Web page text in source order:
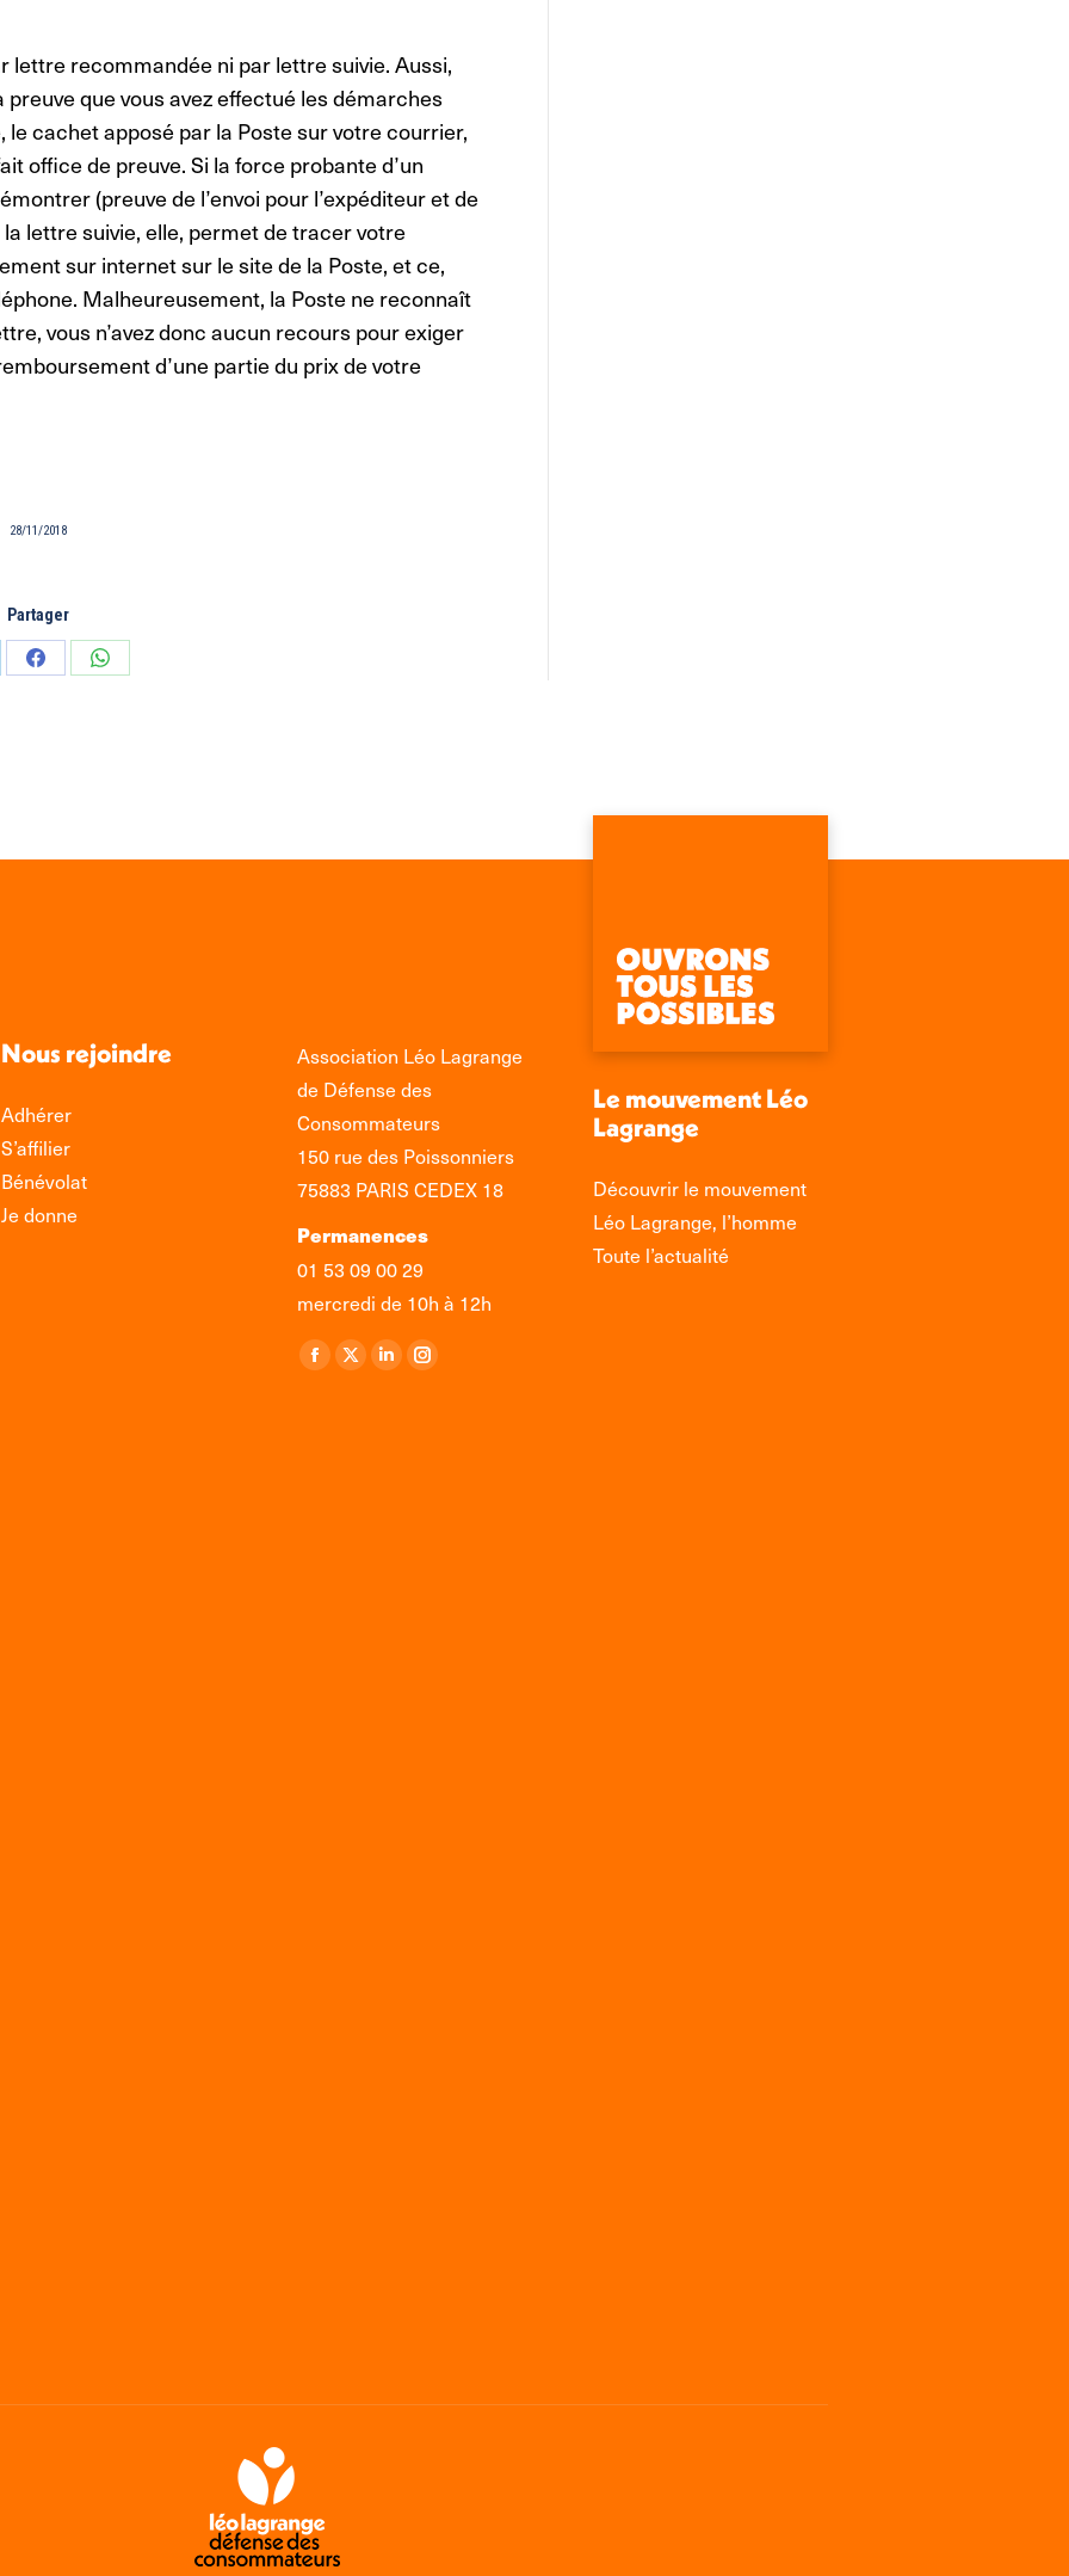
lettre recommandée ni par lettre suivie. Aussi,
que vous avez effectué les démarches
le cachet apposé par la Poste sur votre courrier,
office de preuve. Si la force probante d’un
(preuve de l’envoi pour l’expéditeur et de
lettre suivie, elle, permet de tracer votre
sur internet sur le site de la Poste, et ce,
Malheureusement, la Poste ne reconnaît
vous n’avez donc aucun recours pour exiger
d’une partie du prix de votre
28/11/2018
Partager
PartagerPartager
Nous rejoindre
Adhérer
S’affilier
Bénévolat
Je donne
Association Léo Lagrange
de Défense des
Consommateurs
150 rue des Poissonniers
75883 PARIS CEDEX 18
Permanences
01 53 09 00 29
mercredi de 10h à 12h
Retrouvez-nous sur :
La
La
La
La
Le mouvement Léo
Lagrange
Découvrir le mouvement
Léo Lagrange, l’homme
Toute l’actualité